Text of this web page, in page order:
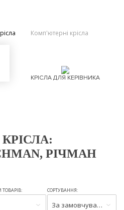
Комп'ютерні крісла
КРІСЛА ДЛЯ КЕРІВНИКА
РІЧМАН
СОРТУВАННЯ:
За замовчуванням